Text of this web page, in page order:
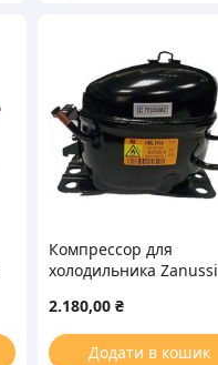
Компрессор для
холодильника Zanussi
140W (с пусковым реле
ZHB43-120P15C)
2.180,00 ₴
Додати в кошик